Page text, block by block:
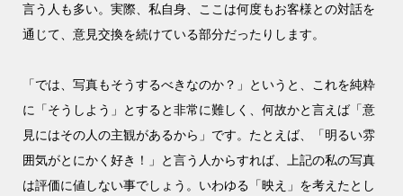
言う人も多い。実際、私自身、ここは何度もお客様との対話を
通じて、意見交換を続けている部分だったりします。
「では、写真もそうするべきなのか？」というと、これを純粋
に「そうしよう」とすると非常に難しく、何故かと言えば「意
見にはその人の主観があるから」です。たとえば、「明るい雰
囲気がとにかく好き！」と言う人からすれば、上記の私の写真
は評価に値しない事でしょう。いわゆる「映え」を考えたとし